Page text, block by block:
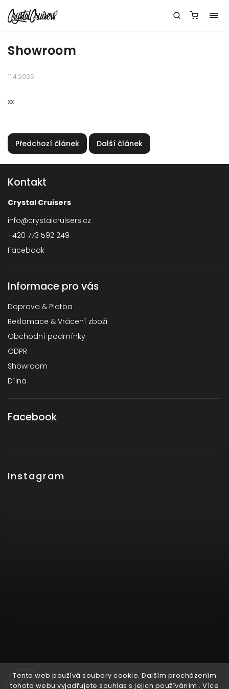
Tento web používá soubory cookie. Dalším procházením
tohoto webu vyjadřujete souhlas s jejich používáním.. Více
Showroom
11.4.2025
xx
Předchozí článek Další článek
Kontakt
Crystal Cruisers
info@crystalcruisers.cz
+420 773 592 249
Facebook
Informace pro vás
Doprava & Platba
Reklamace & Vrácení zboží
Obchodní podmínky
GDPR
Showroom
Dílna
Facebook
Instagram